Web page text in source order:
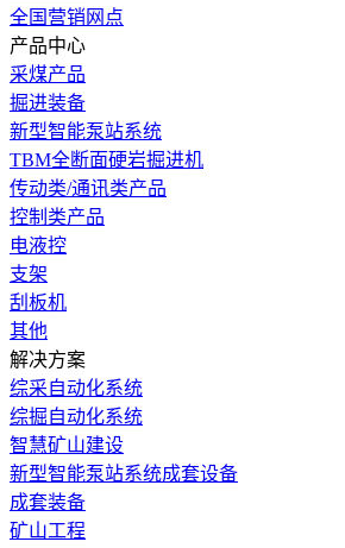
全国营销网点
产品中心
采煤产品
掘进装备
新型智能泵站系统
TBM全断面硬岩掘进机
传动类/通讯类产品
控制类产品
电液控
支架
刮板机
其他
解决方案
综采自动化系统
综掘自动化系统
智慧矿山建设
新型智能泵站系统成套设备
成套装备
矿山工程